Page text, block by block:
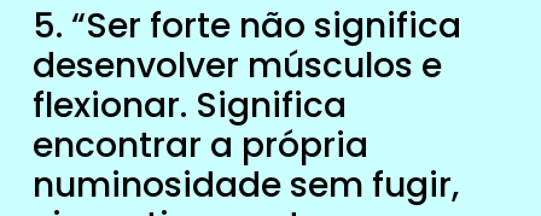
5. “Ser forte não significa
desenvolver músculos e
flexionar. Significa
encontrar a própria
numinosidade sem fugir,